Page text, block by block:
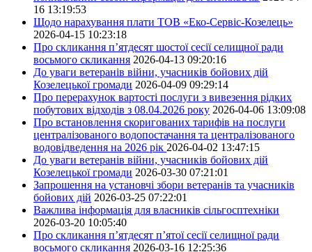
16 13:19:53
Щодо нарахування плати ТОВ «Еко-Сервіс-Козелець»
2026-04-15 10:23:18
Про скликання п’ятдесят шостої сесії селищної ради
восьмого скликання 2026-04-13 09:20:16
До уваги ветеранів війни, учасників бойових дій
Козелецької громади 2026-04-09 09:29:14
Про перерахунок вартості послуги з вивезення рідких
побутових відходів з 08.04.2026 року 2026-04-06 13:09:08
Про встановлення скоригованих тарифів на послуги
централізованого водопостачання та централізованого
водовідведення на 2026 рік 2026-04-02 13:47:15
До уваги ветеранів війни, учасників бойових дій
Козелецької громади 2026-03-30 07:21:01
Запрошення на установчі збори ветеранів та учасників
бойових дій 2026-03-25 07:22:01
Важлива інформація для власників сільгосптехніки
2026-03-20 10:05:40
Про скликання п’ятдесят п’ятої сесії селищної ради
восьмого скликання 2026-03-16 12:25:36